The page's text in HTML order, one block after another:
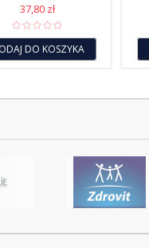
37,80 zł
DO KOSZYKA